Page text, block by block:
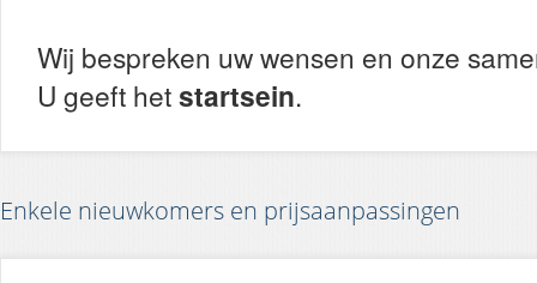
Wij bespreken uw wensen en onze
U geeft hetstartsein.
Enkele nieuwkomers en prijsaanpassingen